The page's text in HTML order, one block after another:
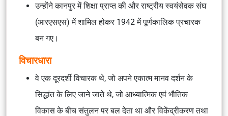
उन्होंने कानपुर में शिक्षा प्राप्त की और राष्ट्रीय स्वयंसेवक संघ
(आरएसएस) में शामिल होकर 1942 में पूर्णकालिक प्रचारक
बन गए।
विचारधारा
वे एक दूरदर्शी विचारक थे, जो अपने एकात्म मानव दर्शन के
सिद्धांत के लिए जाने जाते थे, जो आध्यात्मिक एवं भौतिक
विकास के बीच संतुलन पर बल देता था और विकेंद्रीकरण तथा